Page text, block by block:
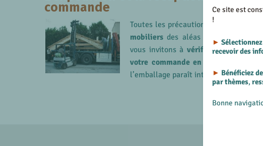
commande
Toutes les précautions sont prises
mobiliers des aléas du transport. A
vous invitons à vérifier
votre commande en présence des
l’emballage paraît intact.
Ce site est
!
►
recevoir des
► Bénéficiez
par thèmes,
Bonne